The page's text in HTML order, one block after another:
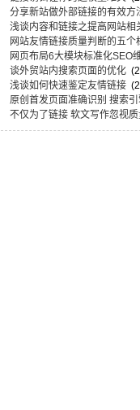
分享新站做外部链接的有效方
浅谈内容和链接之提高网站相
网站友情链接质量判断的五个
网页布局6大模块标准化SEO
谈外贸站内搜索页面的优化
浅谈如何快速鉴定友情链接
原创首发页面准确识别 搜索
不仅为了链接 软文写作忽视